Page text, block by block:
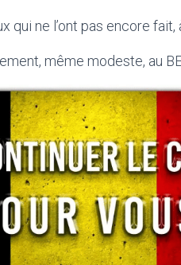
qui ne l’ont pas encore
même modeste, au